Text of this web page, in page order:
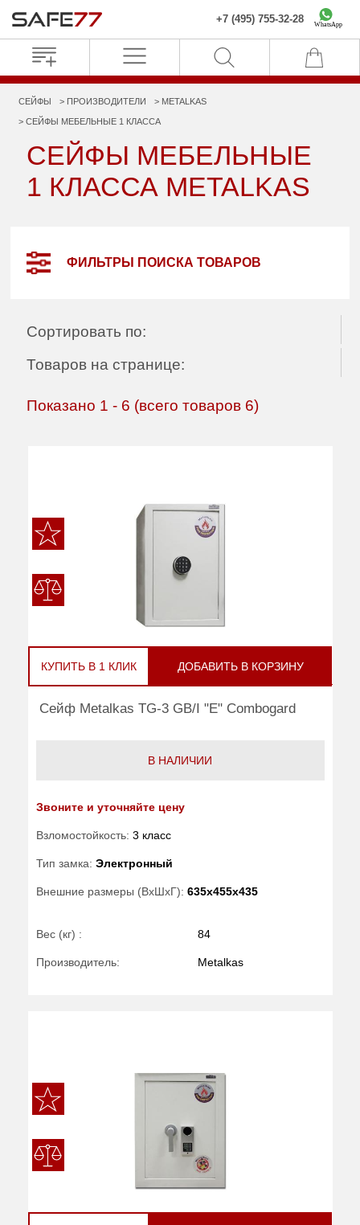
+7 (495) 755-32-28 WhatsApp
СЕЙФЫ ПРОИЗВОДИТЕЛИ METALKAS
СЕЙФЫ МЕБЕЛЬНЫЕ 1 КЛАССА
СЕЙФЫ МЕБЕЛЬНЫЕ
1 КЛАССА METALKAS
ФИЛЬТРЫ ПОИСКА ТОВАРОВ
Сортировать по:
Товаров на странице:
Показано 1 - 6 (всего товаров 6)
КУПИТЬ В 1 КЛИК ДОБАВИТЬ В КОРЗИНУ
Сейф Metalkas TG-3 GB/I "E" Combogard
В НАЛИЧИИ
Звоните и уточняйте цену
Взломостойкость: 3 класс
Тип замка: Электронный
Внешние размеры (ВхШхГ): 635x455x435
Вес (кг) : 84
Производитель: Metalkas